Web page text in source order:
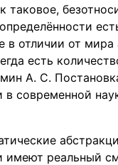
таковое,
в отличии от мира
есть
А. С.
в современной
имеют реальный